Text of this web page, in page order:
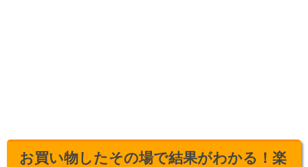
お買い物したその場で結果がわかる！楽